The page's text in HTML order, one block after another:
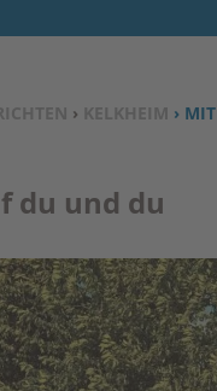
› KELKHEIM ›
du und du